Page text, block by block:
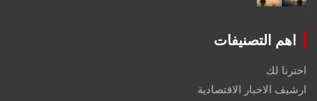
اهم التصنيفات
اخترنا لك
ارشيف الاخبار الاقتصادية